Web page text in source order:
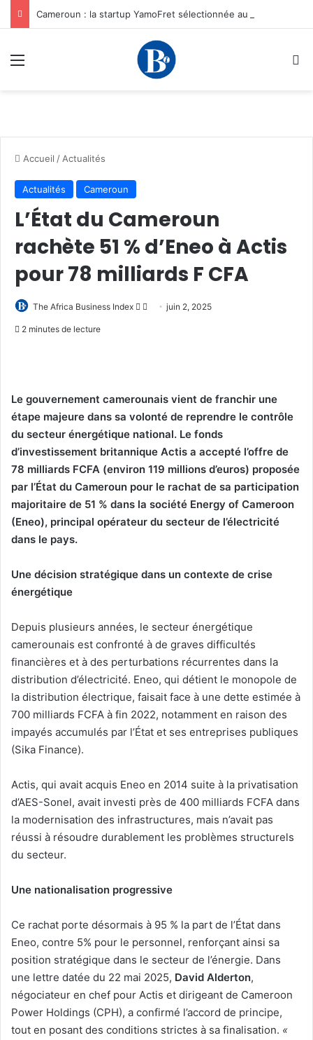
Menu
Accueil / Actualités
Actualités Cameroun
L’État du Cameroun
rachète 51 % d’Eneo à Actis
pour 78 milliards F CFA
The Africa Business Index
Follow
Envoyerjuin 2, 2025
2 minutes de lecture
Le gouvernement camerounais vient de franchir une
étape majeure dans sa volonté de reprendre le contrôle
du secteur énergétique national. Le fonds
d’investissement britannique Actis a accepté l’offre de
78 milliards FCFA (environ 119 millions d’euros) proposée
par l’État du Cameroun pour le rachat de sa participation
majoritaire de 51 % dans la société Energy of Cameroon
(Eneo), principal opérateur du secteur de l’électricité
dans le pays.
Une décision stratégique dans un contexte de crise
énergétique
Depuis plusieurs années, le secteur énergétique
camerounais est confronté à de graves difficultés
financières et à des perturbations récurrentes dans la
distribution d’électricité. Eneo, qui détient le monopole de
la distribution électrique, faisait face à une dette estimée à
700 milliards FCFA à fin 2022, notamment en raison des
impayés accumulés par l’État et ses entreprises publiques
(Sika Finance).
Actis, qui avait acquis Eneo en 2014 suite à la privatisation
d’AES-Sonel, avait investi près de 400 milliards FCFA dans
la modernisation des infrastructures, mais n’avait pas
réussi à résoudre durablement les problèmes structurels
du secteur.
Une nationalisation progressive
Ce rachat porte désormais à 95 % la part de l’État dans
Eneo, contre 5% pour le personnel, renforçant ainsi sa
position stratégique dans le secteur de l’énergie. Dans
une lettre datée du 22 mai 2025, David Alderton,
négociateur en chef pour Actis et dirigeant de Cameroon
Power Holdings (CPH), a confirmé l’accord de principe,
tout en posant des conditions strictes à sa finalisation. «